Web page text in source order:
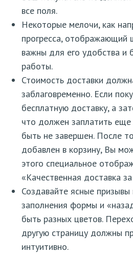
все поля.
Некоторые мелочи, как
прогресса, отображающий
важны для его удобства и
работы.
Стоимость доставки
заблаговременно. Если
бесплатную доставку, а
что должен заплатить еще
быть не завершен. После
добавлен в корзину, Вы
этого специальное
«Качественная доставка
Создавайте ясные
заполнения формы и
быть разных цветов.
другую страницу должны
интуитивно.